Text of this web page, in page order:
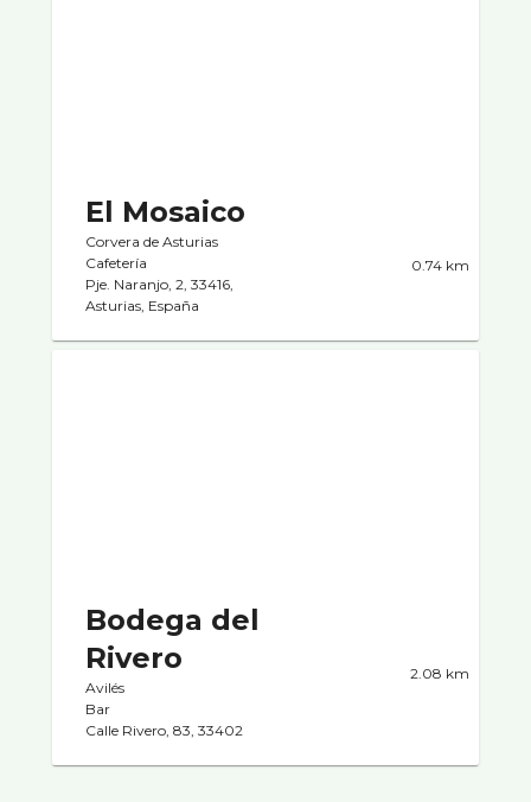
El Mosaico
Corvera de Asturias
Cafeterí­a
Pje. Naranjo, 2, 33416,
Asturias, España
0.74 km
Bodega del
Rivero
Avilés
Bar
Calle Rivero, 83, 33402
2.08 km